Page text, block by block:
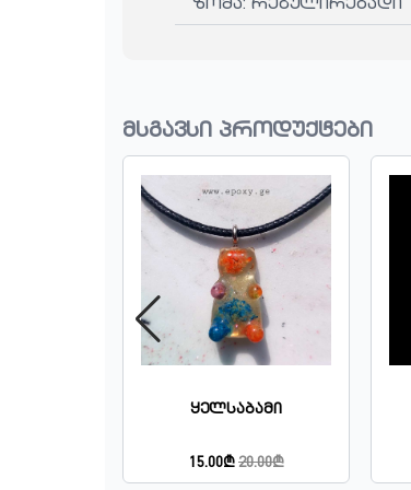
მსგავსი პროდუქტები
Ყელსაბამი
15.00₾ 20.00₾